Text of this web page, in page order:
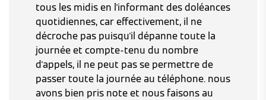
tous les midis en l'informant des doléances
quotidiennes, car effectivement, il ne
décroche pas puisqu'il dépanne toute la
journée et compte-tenu du nombre
d'appels, il ne peut pas se permettre de
passer toute la journée au téléphone. nous
avons bien pris note et nous faisons au